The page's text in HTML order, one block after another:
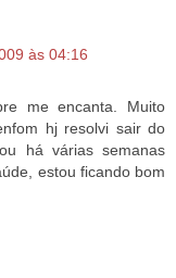
às 04:16
me encanta. Muito
hj resolvi sair do
há várias semanas
estou ficando bom